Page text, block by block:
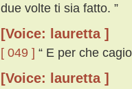
due volte ti sia fatto. ”
[Voice: lauretta ]
[ 049 ] “ E per che
[Voice: lauretta ]